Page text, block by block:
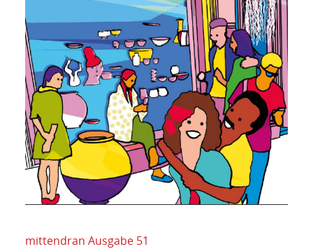
mittendran Ausgabe 51